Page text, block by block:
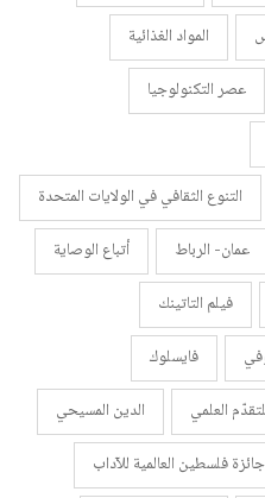
المواد الغذائية
عصر التكنولوجيا
التنوع الثقافي في الولايات المتحدة
عمان- الرباط
أتباع الوصاية
فيلم التاتينك
فايسلوك
العلمي
الدين المسيحي
جائزة فلسطين العالمية للآداب